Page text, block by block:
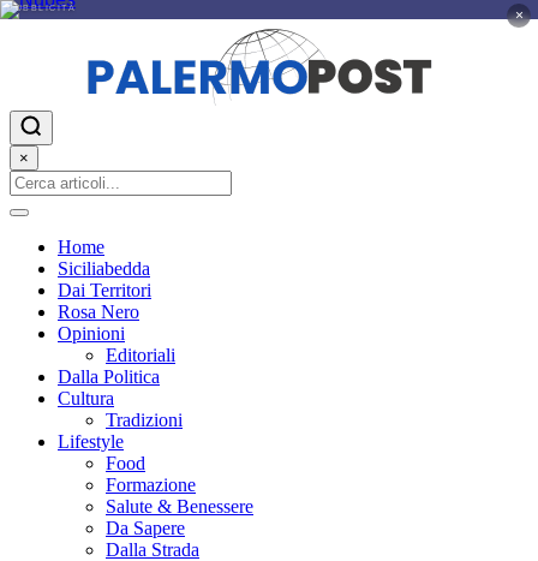
PUBBLICITÀ ×
×
Home
Siciliabedda
Dai Territori
Rosa Nero
Opinioni
Editoriali
Dalla Politica
Cultura
Tradizioni
Lifestyle
Food
Formazione
Salute & Benessere
Da Sapere
Dalla Strada